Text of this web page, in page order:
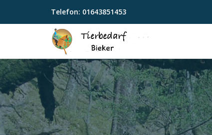
Skip
Telefon: 01643851453